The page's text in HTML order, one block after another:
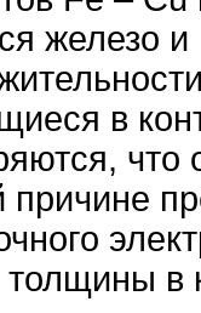
железо и
в
что
причине
в